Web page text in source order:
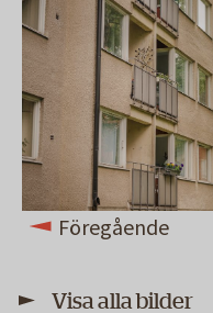
Föregående
Visa alla bilder